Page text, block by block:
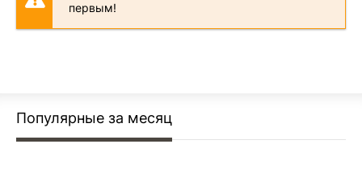
первым!
Популярные за месяц